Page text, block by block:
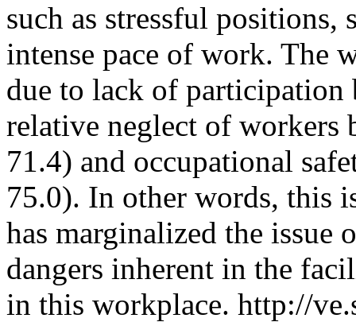
such as stressful positions,
intense pace of work. The
due to lack of participation
relative neglect of workers
71.4) and occupational
75.0). In other words, this
has marginalized the issue
dangers inherent in the
in this workplace. http://